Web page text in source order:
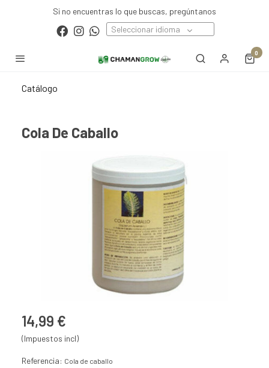
Si no encuentras lo que buscas, pregúntanos
Seleccionar idioma
0
Catálogo
Cola De Caballo
14,99 €
(Impuestos incl)
Referencia: Cola de caballo